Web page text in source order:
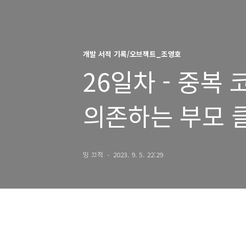
개발 서적 기록/오브젝트_조영호
26일차 - 중복
의존하는 부모
밍 끄적 2023. 9. 5. 22:29